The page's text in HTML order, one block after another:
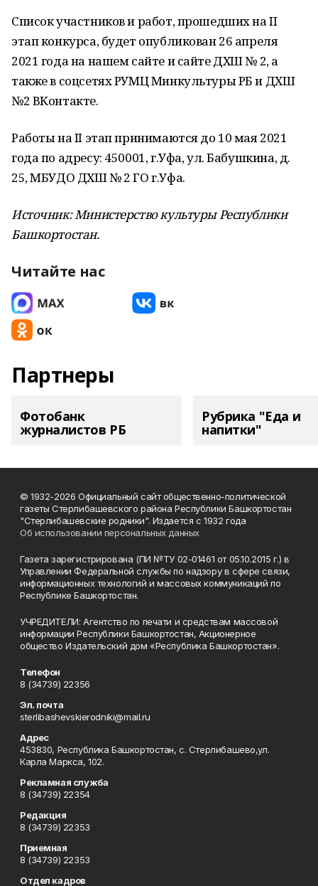
Список участников и работ, прошедших на II
этап конкурса, будет опубликован 26 апреля
2021 года на нашем сайте и сайте ДХШ № 2, а
также в соцсетях РУМЦ Минкультуры РБ и ДХШ
№2 ВКонтакте.
Работы на II этап принимаются до 10 мая 2021
года по адресу: 450001, г.Уфа, ул. Бабушкина, д.
25, МБУДО ДХШ № 2 ГО г.Уфа.
Источник: Министерство культуры Республики
Башкортостан.
Читайте нас
Партнеры
Фотобанк
журналистов РБ
Рубрика "Еда и
напитки"
© 1932-2026 Официальный сайт общественно-политической
газеты Стерлибашевского района Республики Башкортостан
"Стерлибашевские родники". Издается с 1932 года
Об использовании персональных данных
Газета зарегистрирована (ПИ №ТУ 02-01461 от 05.10.2015 г.) в
Управлении Федеральной службы по надзору в сфере связи,
информационных технологий и массовых коммуникаций по
Республике Башкортостан.
УЧРЕДИТЕЛИ: Агентство по печати и средствам массовой
информации Республики Башкортостан, Акционерное
общество Издательский дом «Республика Башкортостан».
Телефон
8 (34739) 22356
Эл. почта
sterlibashevskierodniki@mail.ru
Адрес
453830, Республика Башкортостан, c. Стерлибашево,ул.
Карла Маркса, 102.
Рекламная служба
8 (34739) 22354
Редакция
8 (34739) 22353
Приемная
8 (34739) 22353
Отдел кадров